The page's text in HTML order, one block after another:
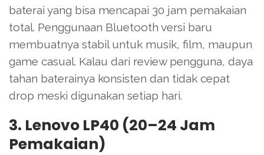
baterai yang bisa mencapai 30 jam pemakaian
total. Penggunaan Bluetooth versi baru
membuatnya stabil untuk musik, film, maupun
game casual. Kalau dari review pengguna, daya
tahan baterainya konsisten dan tidak cepat
drop meski digunakan setiap hari.
3. Lenovo LP40 (20–24 Jam
Pemakaian)